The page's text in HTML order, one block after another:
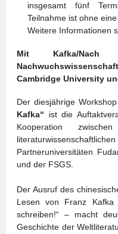
insgesamt fünf
Teilnahme ist ohne
Weitere Informationen
Mit Kafka/
Cambridge University
Der diesjährige
Kafka“ ist die
Kooperation
Partneruniversitäten
und der FSGS.
Der Ausruf des
Lesen von Franz
schreiben!“ – macht
Geschichte der